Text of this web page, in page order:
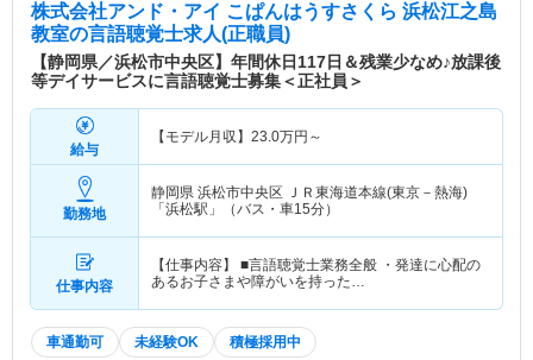
株式会社アンド・アイ こぱんはうすさくら 浜松江之島
教室の言語聴覚士求人(正職員)
【静岡県／浜松市中央区】年間休日117日＆残業少なめ♪放課後
等デイサービスに言語聴覚士募集＜正社員＞
給与
【モデル月収】 23.0万円～
勤務地
静岡県 浜松市中央区 ＪＲ東海道本線(東京－熱海)
「浜松駅」（バス・車15分）
仕事内容
【仕事内容】 ■言語聴覚士業務全般 ・発達に心配の
あるお子さまや障がいを持った…
車通勤可 未経験OK 積極採用中